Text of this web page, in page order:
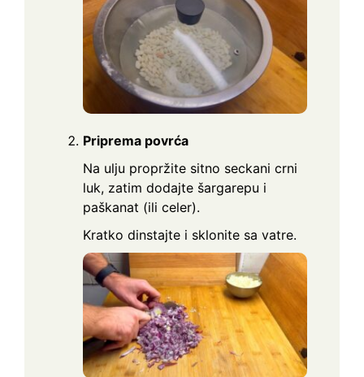
Priprema povrća
Na ulju propržite sitno seckani crni
luk, zatim dodajte šargarepu i
paškanat (ili celer).
Kratko dinstajte i sklonite sa vatre.